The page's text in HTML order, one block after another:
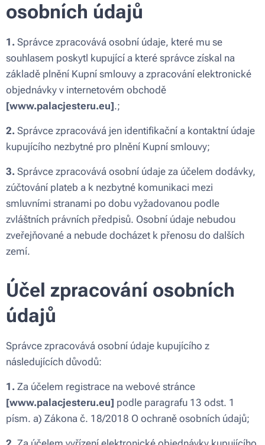
osobních údajů
1. Správce zpracovává osobní údaje, které mu se
souhlasem poskytl kupující a které správce získal na
základě plnění Kupní smlouvy a zpracování elektronické
objednávky v internetovém obchodě
[www.palacjesteru.eu].;
2. Správce zpracovává jen identifikační a kontaktní údaje
kupujícího nezbytné pro plnění Kupní smlouvy;
3. Správce zpracovává osobní údaje za účelem dodávky,
zúčtování plateb a k nezbytné komunikaci mezi
smluvními stranami po dobu vyžadovanou podle
zvláštních právních předpisů. Osobní údaje nebudou
zveřejňované a nebude docházet k přenosu do dalších
zemí.
Účel zpracování osobních
údajů
Správce zpracovává osobní údaje kupujícího z
následujících důvodů:
1. Za účelem registrace na webové stránce
[www.palacjesteru.eu] podle paragrafu 13 odst. 1
písm. a) Zákona č. 18/2018 O ochraně osobních údajů;